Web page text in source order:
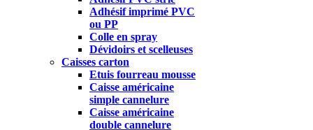
Adhésif imprimé PVC
ou PP
Colle en spray
Dévidoirs et scelleuses
Caisses carton
Etuis fourreau mousse
Caisse américaine
simple cannelure
Caisse américaine
double cannelure